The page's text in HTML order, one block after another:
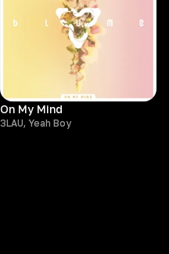
On My Mind
3LAU, Yeah Boy